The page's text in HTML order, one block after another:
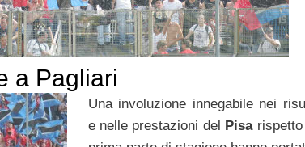
a Pagliari
Una involuzione innegabile nei
e nelle prestazioni del
Pisarispetto